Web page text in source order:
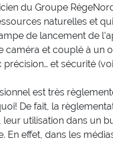
du Groupe
naturelles et
de lancement de
caméra et couplé à un
et sécurité
est très
De fait, la
utilisation dans un
effet, dans les